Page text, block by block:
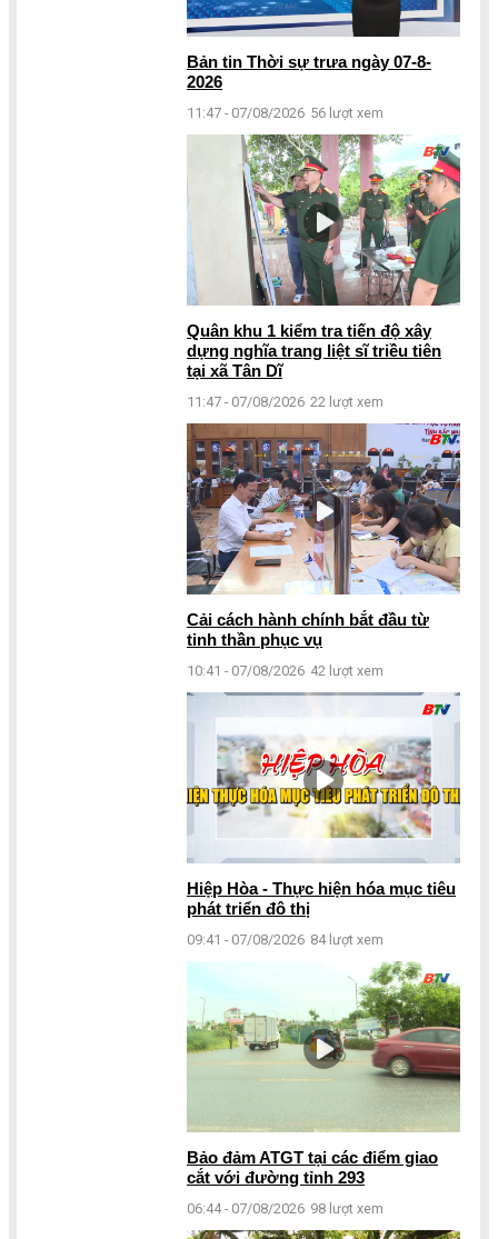
Bản tin Thời sự trưa ngày 07-8-
2026
11:47 - 07/08/2026 56 lượt xem
Quân khu 1 kiểm tra tiến độ xây
dựng nghĩa trang liệt sĩ triều tiên
tại xã Tân Dĩ
11:47 - 07/08/2026 22 lượt xem
Cải cách hành chính bắt đầu từ
tinh thần phục vụ
10:41 - 07/08/2026 42 lượt xem
Hiệp Hòa - Thực hiện hóa mục tiêu
phát triển đô thị
09:41 - 07/08/2026 84 lượt xem
Bảo đảm ATGT tại các điểm giao
cắt với đường tỉnh 293
06:44 - 07/08/2026 98 lượt xem